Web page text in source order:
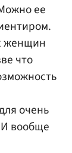
ее
женщин
что
очень
вообще